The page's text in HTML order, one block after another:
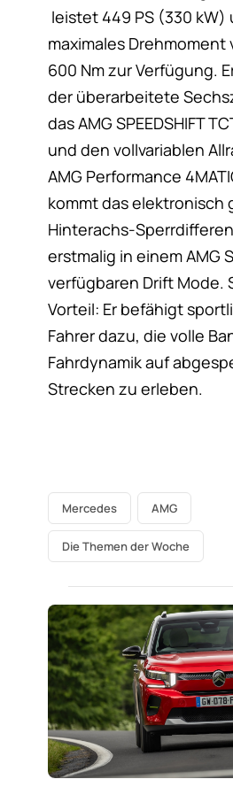
leistet 449 PS (330 kW)
maximales Drehmoment
600 Nm zur Verfügung.
der überarbeitete
das AMG SPEEDSHIFT
und den vollvariablen
AMG Performance
kommt das elektronisch
Hinterachs-
erstmalig in einem AMG
verfügbaren Drift Mode.
Vorteil: Er befähigt
Fahrer dazu, die volle
Fahrdynamik auf
Strecken zu erleben.
Mercedes AMG
Die Themen der Woche